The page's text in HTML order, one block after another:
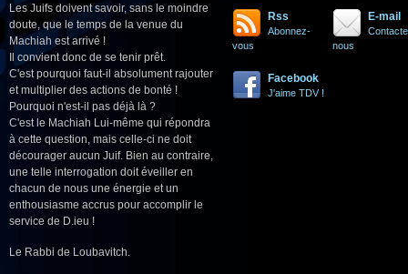
Les Juifs doivent savoir, sans le moindre
doute, que le temps de la venue du
Machiah est arrivé !
Il convient donc de se tenir prêt.
C'est pourquoi faut-il absolument rajouter
et multiplier des actions de bonté !
Pourquoi n'est-il pas déjà là ?
C'est le Machiah Lui-même qui répondra
à cette question, mais celle-ci ne doit
décourager aucun Juif. Bien au contraire,
une telle interrogation doit éveiller en
chacun de nous une énergie et un
enthousiasme accrus pour accomplir le
service de D.ieu !
Le Rabbi de Loubavitch.
Rss
Abonnez-
vous
E-mail
nous
Facebook
J'aime TDV !